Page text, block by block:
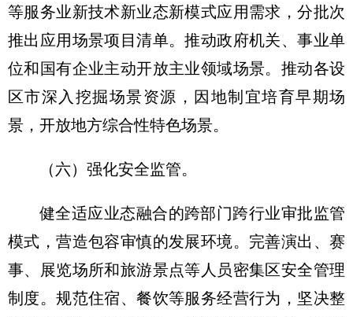
等服务业新技术新业态新模式应用需求，分批次
推出应用场景项目清单。推动政府机关、事业单
位和国有企业主动开放主业领域场景。推动各设
区市深入挖掘场景资源，因地制宜培育早期场
景，开放地方综合性特色场景。
（六）强化安全监管。
健全适应业态融合的跨部门跨行业审批监管
模式，营造包容审慎的发展环境。完善演出、赛
事、展览场所和旅游景点等人员密集区安全管理
制度。规范住宿、餐饮等服务经营行为，坚决整